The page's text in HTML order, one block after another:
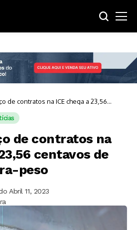
de contratos na ICE chega a 23,56
dólar por libra-peso
de contratos na
centavos de
peso
Abril 11, 2023